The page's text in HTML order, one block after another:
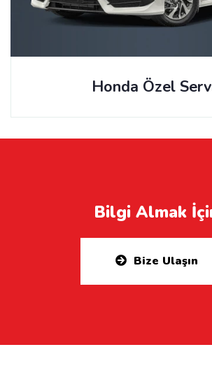
Honda Özel
Bilgi Almak
Bize Ulaşın